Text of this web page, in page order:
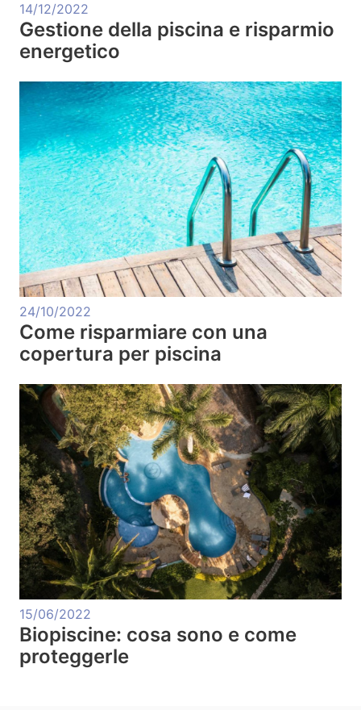
14/12/2022
Gestione della piscina e risparmio
energetico
24/10/2022
Come risparmiare con una
copertura per piscina
15/06/2022
Biopiscine: cosa sono e come
proteggerle